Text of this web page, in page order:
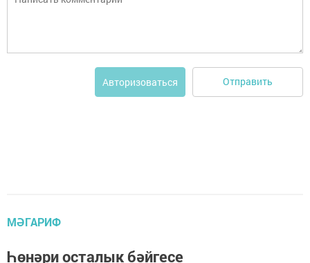
Авторизоваться Отправить
МӘГАРИФ
Һөнәри осталык бәйгесе